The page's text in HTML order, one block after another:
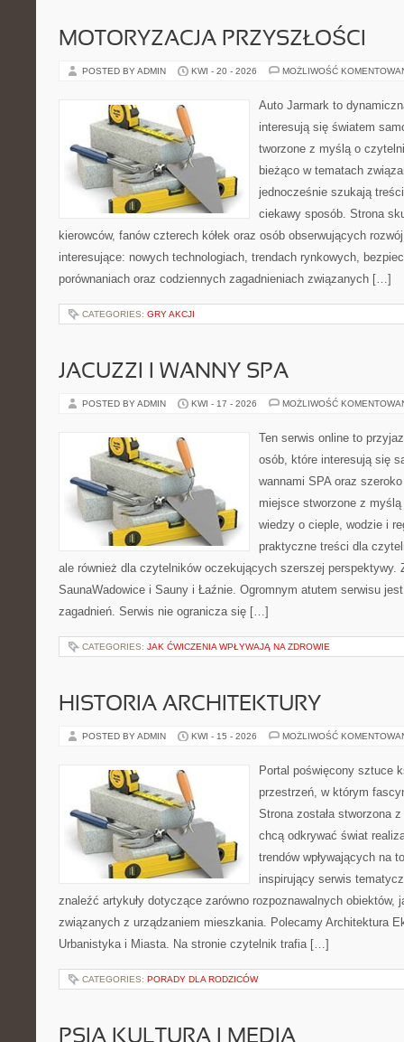
MOTORYZACJA PRZYSZŁOŚCI
POSTED BY ADMIN KWI - 20 - 2026 MOŻLIWOŚĆ
Auto Jarmark to
interesują się światem
tworzone z myślą o
bieżąco w tematach
jednocześnie szukają
ciekawy sposób. Strona
kierowców, fanów czterech kółek oraz osób obserwujących
interesujące: nowych technologiach, trendach rynkowych,
porównaniach oraz codziennych zagadnieniach związanych […]
CATEGORIES: GRY AKCJI
JACUZZI I WANNY SPA
POSTED BY ADMIN KWI - 17 - 2026 MOŻLIWOŚĆ
Ten serwis online to
osób, które interesują się
wannami SPA oraz
miejsce stworzone z
wiedzy o cieple, wodzie i
praktyczne treści dla
ale również dla czytelników oczekujących szerszej perspektywy.
SaunaWadowice i Sauny i Łaźnie. Ogromnym atutem serwisu
zagadnień. Serwis nie ogranicza się […]
CATEGORIES: JAK ĆWICZENIA WPŁYWAJĄ NA ZDROWIE
HISTORIA ARCHITEKTURY
POSTED BY ADMIN KWI - 15 - 2026 MOŻLIWOŚĆ
Portal poświęcony sztuce
przestrzeń, w którym
Strona została stworzona
chcą odkrywać świat
trendów wpływających na
inspirujący serwis
znaleźć artykuły dotyczące zarówno rozpoznawalnych obiektów,
związanych z urządzaniem mieszkania. Polecamy Architektura
Urbanistyka i Miasta. Na stronie czytelnik trafia […]
CATEGORIES: PORADY DLA RODZICÓW
PSIA KULTURA I MEDIA